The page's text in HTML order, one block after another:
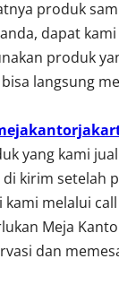
produk
dapat
produk
langsung
yang kami
kirim setelah
melalui
Meja
dan